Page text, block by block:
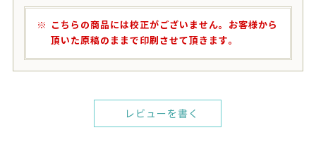
こちらの商品には校正がございません。お客様から
頂いた原稿のままで印刷させて頂きます。
レビューを書く